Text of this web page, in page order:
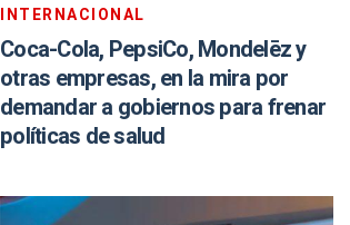
INTERNACIONAL
Coca-Cola, PepsiCo, Mondelēz y
otras empresas, en la mira por
demandar a gobiernos para frenar
políticas de salud